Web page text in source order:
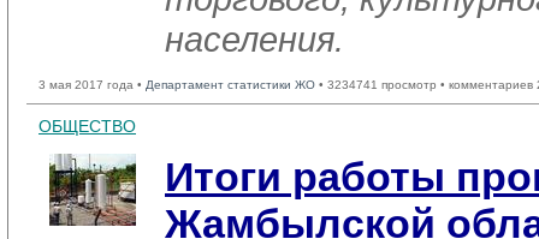
населения.
3 мая 2017 года • Департамент статистики ЖО • 3234741 просмотр • комментариев
ОБЩЕСТВО
Итоги работы
Жамбылской